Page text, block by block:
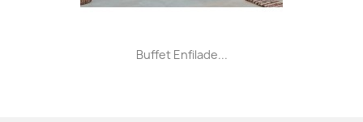
Buffet Enfilade...